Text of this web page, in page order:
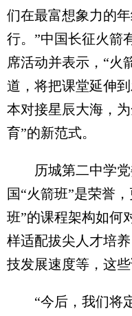
们在最富想象力的
行。”中国长征火箭
席活动并表示，“火
道，将把课堂延伸
本对接星辰大海，
育”的新范式。
历城第二中学党
国“火箭班”是荣誉
班”的课程架构如何
样适配拔尖人才培
技发展速度等，这
“今后，我们将定